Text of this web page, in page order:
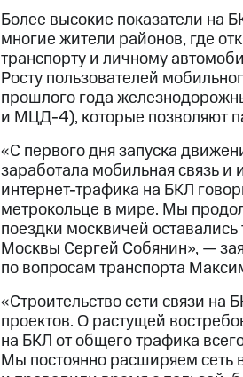
Более высокие показатели на
многие жители районов, где
транспорту и личному
Росту пользователей
прошлого года
и МЦД-4), которые позволяют
«С первого дня запуска
заработала мобильная связь
интернет-трафика на БКЛ
метрокольце в мире. Мы
поездки москвичей
Москвы Сергей Собянин», —
по вопросам транспорта
«Строительство сети связи
проектов. О растущей
на БКЛ от общего трафика
Мы постоянно расширяем сеть